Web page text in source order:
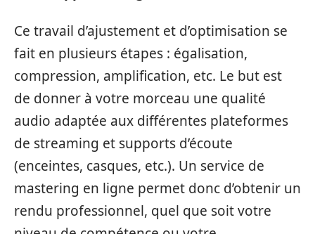
Ce travail d’ajustement et d’optimisation se
fait en plusieurs étapes : égalisation,
compression, amplification, etc. Le but est
de donner à votre morceau une qualité
audio adaptée aux différentes plateformes
de streaming et supports d’écoute
(enceintes, casques, etc.). Un service de
mastering en ligne permet donc d’obtenir un
rendu professionnel, quel que soit votre